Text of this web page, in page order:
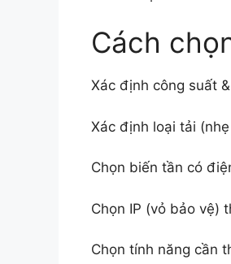
Cách
Xác định công suất
Xác định loại tải
Chọn biến tần có
Chọn IP (vỏ bảo vệ)
Chọn tính năng cần